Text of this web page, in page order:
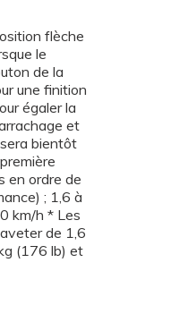
flèche
le
de la
une finition
égaler la
et
bientôt
en ordre de
; 1,6 à
km/h * Les
de 1,6
(176 lb) et